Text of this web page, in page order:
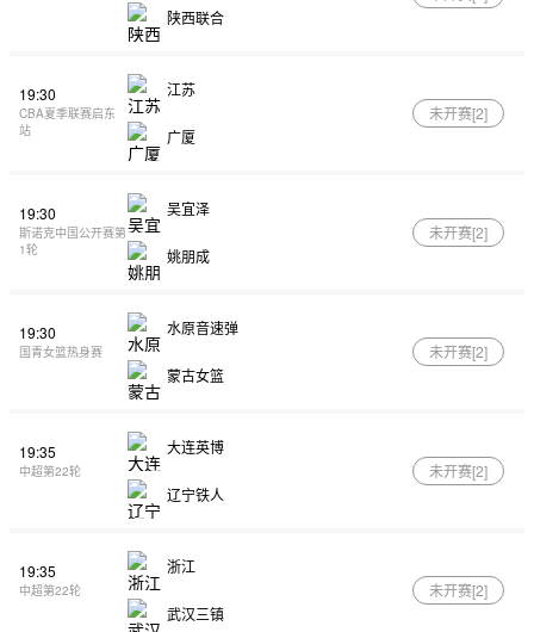
陕西联合
19:30
CBA夏季联赛启东
站
江苏
广厦
未开赛[2]
19:30
斯诺克中国公开赛第
1轮
吴宜泽
姚朋成
未开赛[2]
19:30
国青女篮热身赛
水原音速弹
蒙古女篮
未开赛[2]
19:35
中超第22轮
大连英博
辽宁铁人
未开赛[2]
19:35
中超第22轮
浙江
武汉三镇
未开赛[2]